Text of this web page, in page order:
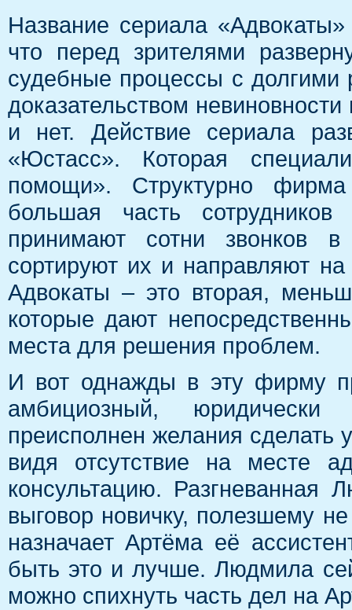
Название сериала
что перед зрителями
судебные процессы с долгими
доказательством
и нет. Действие сериала
«Юстасс». Которая
помощи». Структурно
большая часть
принимают сотни звонков
сортируют их и направляют
Адвокаты – это вторая,
которые дают
места для решения проблем.
И вот однажды в эту фирму
амбициозный,
преисполнен желания
видя отсутствие на месте
консультацию. Разгневанная
выговор новичку, полезшему
назначает Артёма её
быть это и лучше. Людмила
можно спихнуть часть дел на